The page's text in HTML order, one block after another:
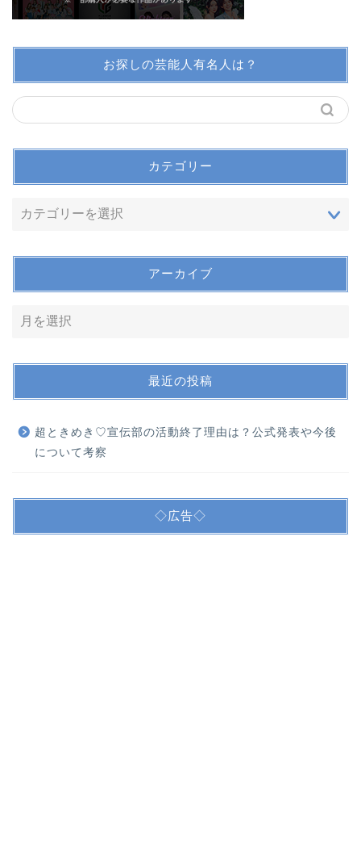
お探しの芸能人有名人は？
カテゴリー
アーカイブ
最近の投稿
超ときめき♡宣伝部の活動終了理由は？公式発表や今後
について考察
◇広告◇